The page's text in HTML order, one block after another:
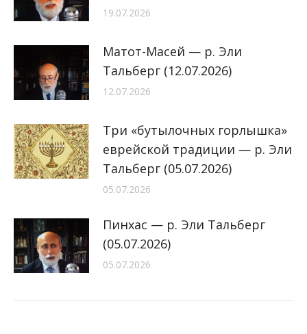
19.07.2026
Матот-Масей — р. Эли
Тальберг (12.07.2026)
12.07.2026
Три «бутылочных горлышка»
еврейской традиции — р. Эли
Тальберг (05.07.2026)
05.07.2026
Пинхас — р. Эли Тальберг
(05.07.2026)
05.07.2026